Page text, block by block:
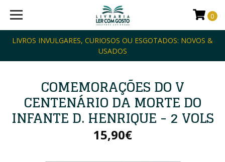
LIVROS INVULGARES, CURIOSOS OU ESGOTADOS: NOVOS &
USADOS
0
COMEMORAÇÕES DO V
CENTENÁRIO DA MORTE DO
INFANTE D. HENRIQUE - 2 VOLS
15,90€